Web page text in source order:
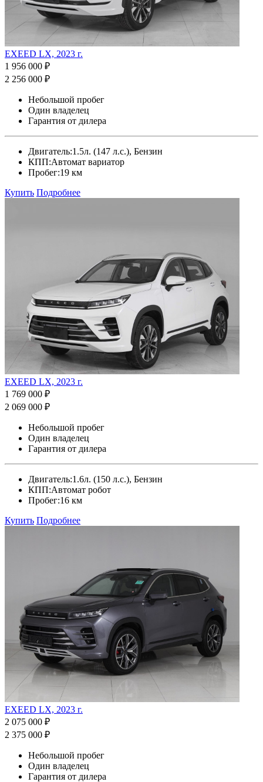
EXEED LX, 2023 г.
1 956 000 ₽
2 256 000 ₽
Небольшой пробег
Один владелец
Гарантия от дилера
Двигатель:1.5л. (147 л.с.), Бензин
КПП:Автомат вариатор
Пробег:19 км
Купить Подробнее
EXEED LX, 2023 г.
1 769 000 ₽
2 069 000 ₽
Небольшой пробег
Один владелец
Гарантия от дилера
Двигатель:1.6л. (150 л.с.), Бензин
КПП:Автомат робот
Пробег:16 км
Купить Подробнее
EXEED LX, 2023 г.
2 075 000 ₽
2 375 000 ₽
Небольшой пробег
Один владелец
Гарантия от дилера